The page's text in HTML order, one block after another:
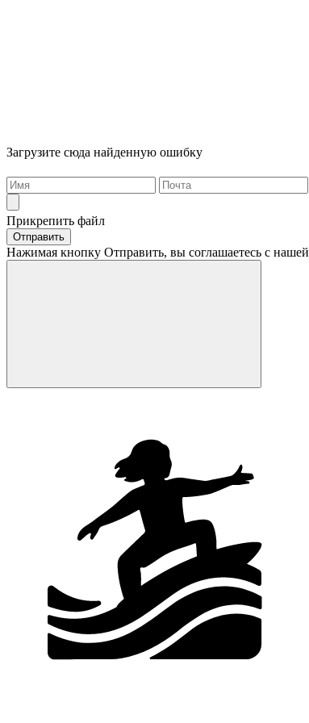
Загрузите сюда найденную ошибку
Прикрепить файл
Отправить
Нажимая кнопку Отправить, вы соглашаетесь с нашей